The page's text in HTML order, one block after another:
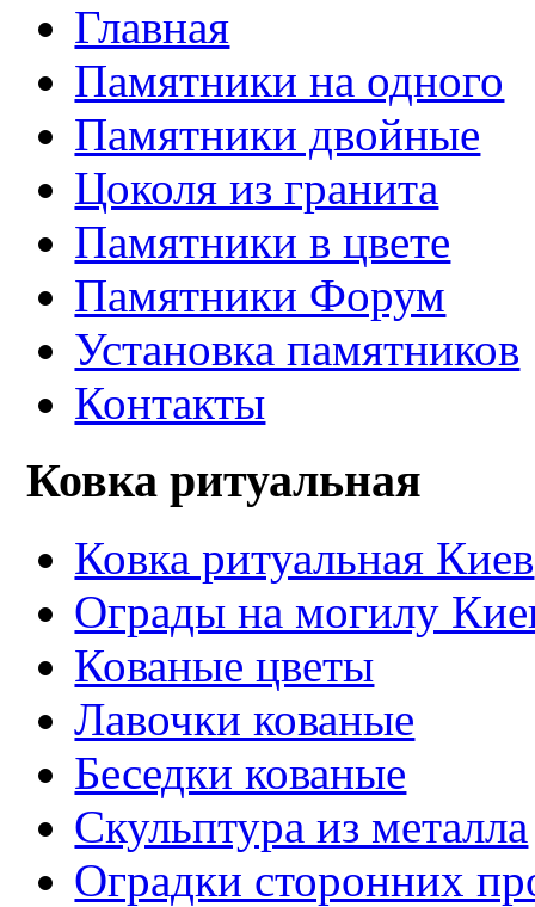
Главная
Памятники на одного
Памятники двойные
Цоколя из гранита
Памятники в цвете
Памятники Форум
Установка памятников
Контакты
Ковка ритуальная
Ковка ритуальная Киев
Ограды на могилу
Кованые цветы
Лавочки кованые
Беседки кованые
Скульптура из металла
Оградки сторонних